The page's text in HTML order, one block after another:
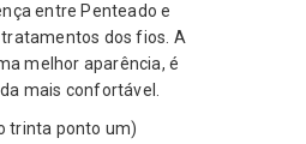
entre Penteado e
dos fios. A
melhor aparência, é
mais confortável.
trinta ponto um)